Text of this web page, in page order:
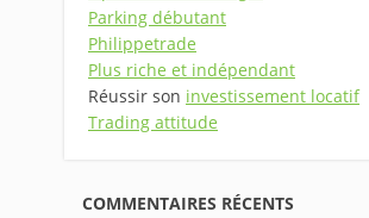
Parking débutant
Philippetrade
Plus riche et indépendant
Réussir son investissement locatif
Trading attitude
COMMENTAIRES RÉCENTS